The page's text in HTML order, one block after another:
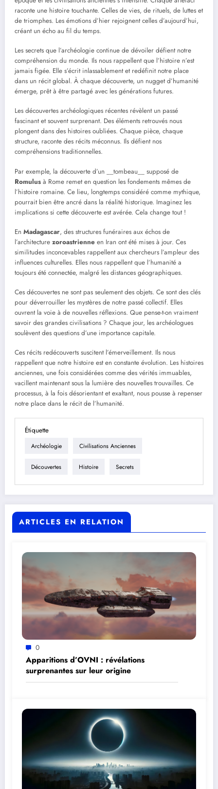
raconte une histoire touchante. Celles de vies, de rituels, de luttes et
de triomphes. Les émotions d’hier rejoignent celles d’aujourd’hui,
créant un écho au fil du temps.
Les secrets que l’archéologie continue de dévoiler défient notre
compréhension du monde. Ils nous rappellent que l’histoire n’est
jamais figée. Elle s’écrit inlassablement et redéfinit notre place
dans un récit global. À chaque découverte, un nugget d’humanité
émerge, prêt à être partagé avec les générations futures.
Les découvertes archéologiques récentes révèlent un passé
fascinant et souvent surprenant. Des éléments retrouvés nous
plongent dans des histoires oubliées. Chaque pièce, chaque
structure, raconte des récits méconnus. Ils défient nos
compréhensions traditionnelles.
Par exemple, la découverte d’un __tombeau__ supposé de
Romulus à Rome remet en question les fondements mêmes de
l’histoire romaine. Ce lieu, longtemps considéré comme mythique,
pourrait bien être ancré dans la réalité historique. Imaginez les
implications si cette découverte est avérée. Cela change tout !
En Madagascar, des structures funéraires aux échos de
l’architecture zoroastrienne en Iran ont été mises à jour. Ces
similitudes inconcevables rappellent aux chercheurs l’ampleur des
influences culturelles. Elles nous rappellent que l’humanité a
toujours été connectée, malgré les distances géographiques.
Ces découvertes ne sont pas seulement des objets. Ce sont des clés
pour déverrouiller les mystères de notre passé collectif. Elles
ouvrent la voie à de nouvelles réflexions. Que pense-t-on vraiment
savoir des grandes civilisations ? Chaque jour, les archéologues
soulèvent des questions d’une importance capitale.
Ces récits redécouverts suscitent l’émerveillement. Ils nous
rappellent que notre histoire est en constante évolution. Les histoires
anciennes, une fois considérées comme des vérités immuables,
vacillent maintenant sous la lumière des nouvelles trouvailles. Ce
processus, à la fois désorientant et exaltant, nous pousse à repenser
notre place dans le récit de l’humanité.
Étiquette
Archéologie Civilisations Anciennes
Découvertes Histoire Secrets
ARTICLES EN RELATION
0
Apparitions d’OVNI : révélations
surprenantes sur leur origine